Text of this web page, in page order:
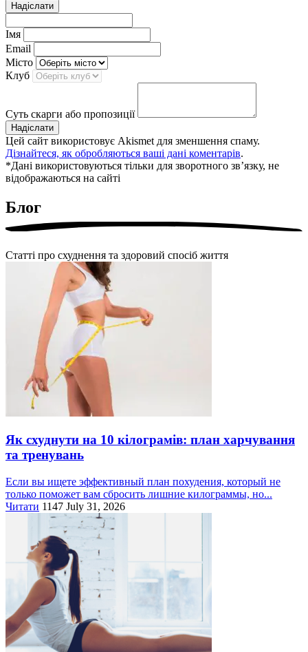
Надіслати
Імя
Email
Місто
Клуб
Суть скарги або пропозиції
Надіслати
Цей сайт використовує Akismet для зменшення спаму.
Дізнайтеся, як обробляються ваші дані коментарів.
*Дані використовуються тільки для зворотного звʼязку, не
відображаються на сайті
Блог
Статті про схуднення та здоровий спосіб життя
Як схуднути на 10 кілограмів: план харчування
та тренувань
Если вы ищете эффективный план похудения, который не
только поможет вам сбросить лишние килограммы, но...
Читати 1147 July 31, 2026